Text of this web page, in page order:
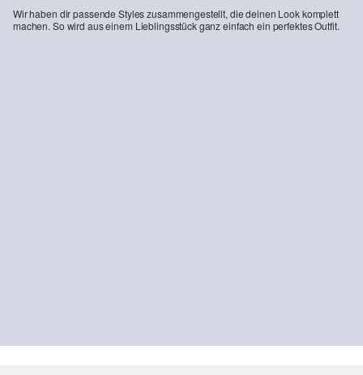
Wir haben dir passende Styles zusammengestellt, die deinen Look komplett
machen. So wird aus einem Lieblingsstück ganz einfach ein perfektes Outfit.